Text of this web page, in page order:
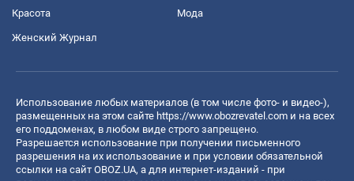
Красота Мода
Женский Журнал
Использование любых материалов (в том числе фото- и видео-),
размещенных на этом сайте https://www.obozrevatel.com и на всех
его поддоменах, в любом виде строго запрещено.
Разрешается использование при получении письменного
разрешения на их использование и при условии обязательной
ссылки на сайт OBOZ.UA, а для интернет-изданий - при